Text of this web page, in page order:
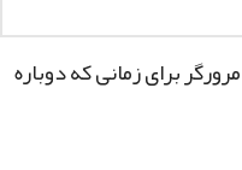
برای زمانی که دوباره